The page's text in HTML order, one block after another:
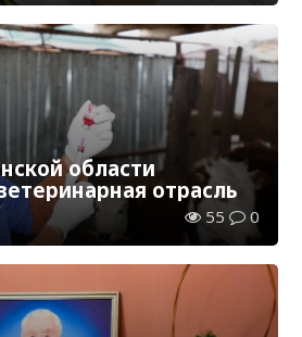
области
отрасль
55 0